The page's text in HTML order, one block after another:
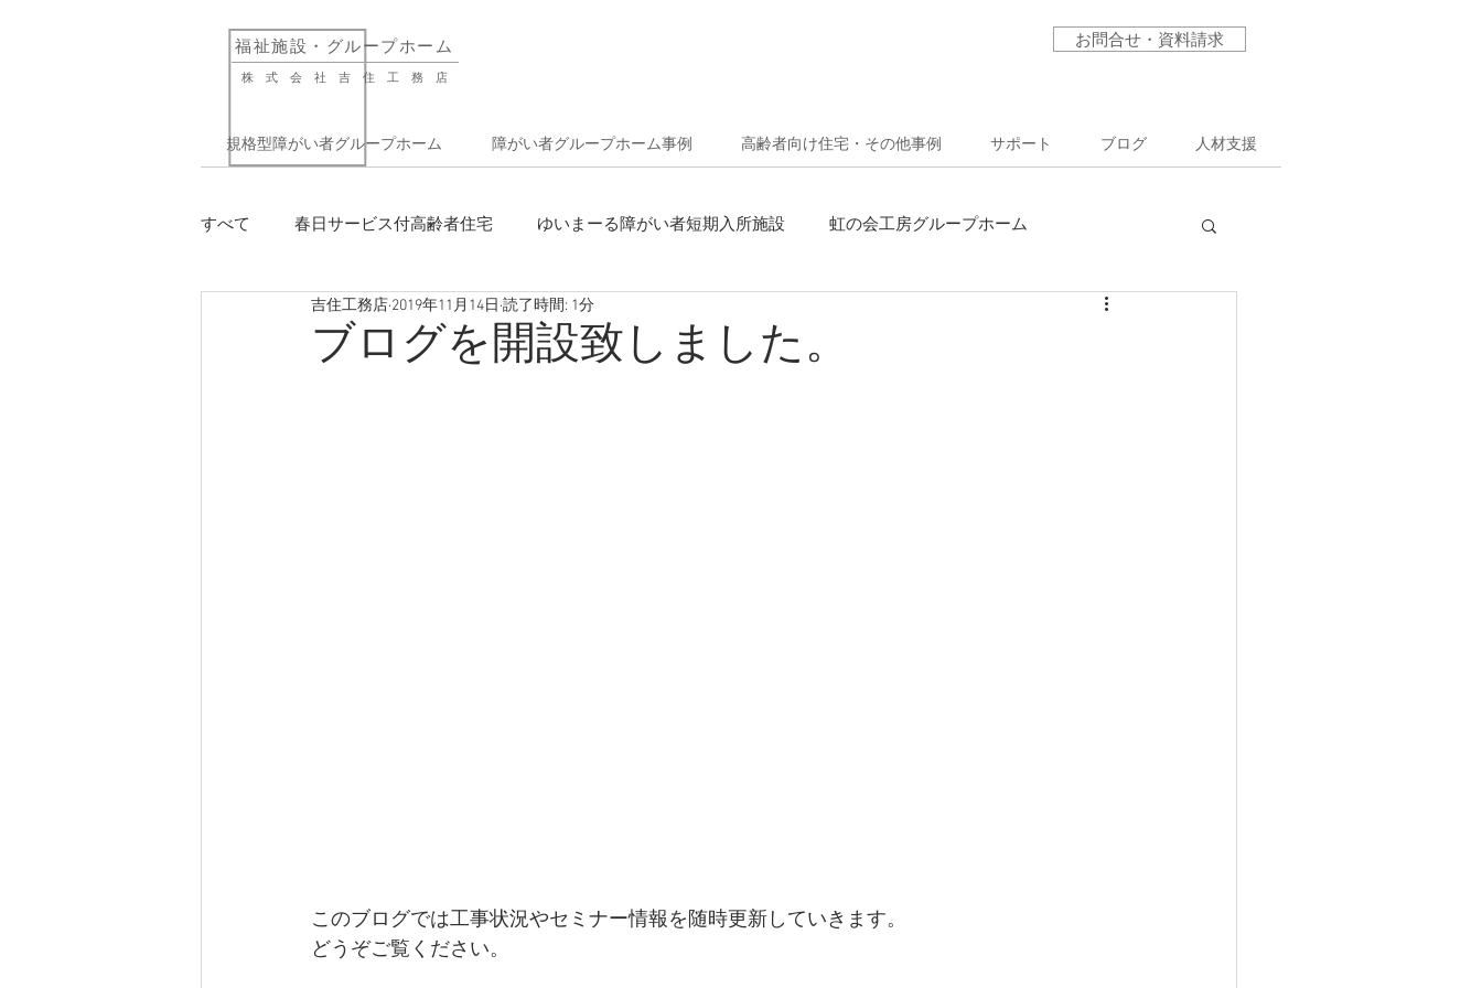
株式会社吉住工務店
​福祉施設・グループホーム お問合せ・資料請求
規格型障がい者グループホーム 障がい者グループホーム事例 高齢者向け住宅・その他事例 サポート ブログ 人材支援
すべて 春日サービス付高齢者住宅 ゆいまーる障がい者短期入所施設 虹の会工房グループホーム
就労移行支援事業所 Routes インタビュー
ブログを開設致しました。
吉住工務店 2019年11月14日 読了時間: 1分
このブログでは工事状況やセミナー情報を随時更新していきます。
どうぞご覧ください。